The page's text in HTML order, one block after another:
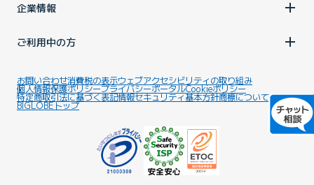
企業情報
ご利用中の方
お問い合わせ消費税の表示ウェブアクセシビリティの取り組み
個人情報保護ポリシープライバシーポータルCookieポリシー
特定商取引法に基づく表記情報セキュリティ基本方針商標について
BIGLOBEトップ